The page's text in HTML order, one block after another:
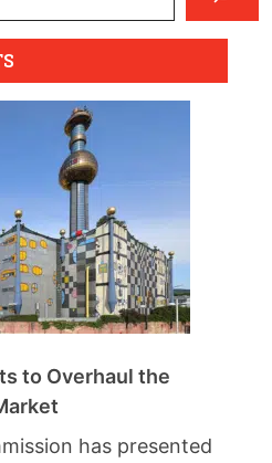
to Overhaul the
has presented